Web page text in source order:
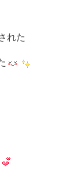
れた